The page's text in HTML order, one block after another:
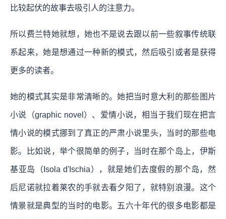
比较起伏的故事去吸引人的注意力。
所以费兰特她就想，她也不是说去跟以前一些叙事传统联
系起来，她是想通过一种新的模式，然后吸引或者是获得
更多的读者。
她的模式其实是非常清晰的。她把当时意大利的那些图片
小说（graphic novel）、爱情小说，相当于我们现在把言
情小说的模式挪到了真正的严肃小说里头，当时的那些电
影。比如说，举个很简单的例子，当时在那个岛上，伊斯
基亚岛（Isola d'Ischia），就是她们去度假的那个岛，然
后尼诺就拉着莱农的手就去看夕阳了，就特别浪漫。这个
情景就是典型的当时的电影。五六十年代的很多电影都是